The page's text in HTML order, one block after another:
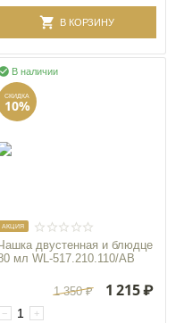
В КОРЗИНУ
В наличии
СКИДКА
10%
AКЦИЯ
двустенная и блюдце
мл WL‑517.210.110/AB
+
−
1 350 ₽ 1 215₽